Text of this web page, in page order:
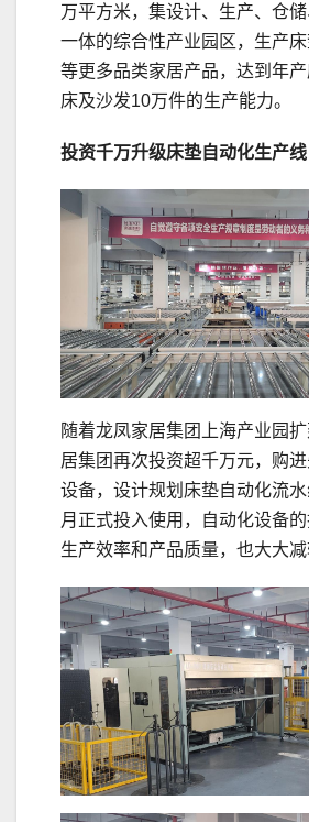
万平方米，集设计、生产、仓
一体的综合性产业园区，生产
等更多品类家居产品，达到年
床及沙发10万件的生产能力。
投资千万升级床垫自动化生产线
随着龙凤家居集团上海产业园
居集团再次投资超千万元，购
设备，设计规划床垫自动化流
月正式投入使用，自动化设备
生产效率和产品质量，也大大减